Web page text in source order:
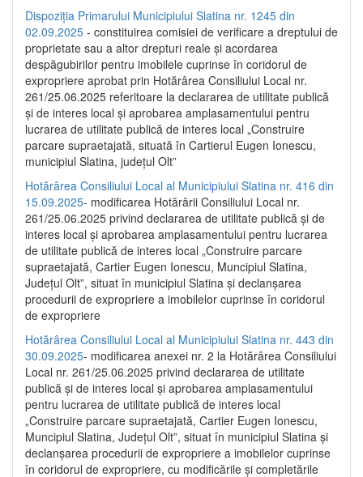
Dispoziția Primarului Municipiului Slatina nr. 1245 din
02.09.2025 - constituirea comisiei de verificare a dreptului de
proprietate sau a altor drepturi reale și acordarea
despăgubirilor pentru imobilele cuprinse în coridorul de
expropriere aprobat prin Hotărârea Consiliului Local nr.
261/25.06.2025 referitoare la declararea de utilitate publică
și de interes local și aprobarea amplasamentului pentru
lucrarea de utilitate publică de interes local „Construire
parcare supraetajată, situată în Cartierul Eugen Ionescu,
municipiul Slatina, județul Olt”
Hotărârea Consiliului Local al Municipiului Slatina nr. 416 din
15.09.2025- modificarea Hotărârii Consiliului Local nr.
261/25.06.2025 privind declararea de utilitate publică și de
interes local și aprobarea amplasamentului pentru lucrarea
de utilitate publică de interes local „Construire parcare
supraetajată, Cartier Eugen Ionescu, Muncipiul Slatina,
Județul Olt”, situat în municipiul Slatina și declanșarea
procedurii de expropriere a imobilelor cuprinse în coridorul
de expropriere
Hotărârea Consiliului Local al Municipiului Slatina nr. 443 din
30.09.2025- modificarea anexei nr. 2 la Hotărârea Consiliului
Local nr. 261/25.06.2025 privind declararea de utilitate
publică şi de interes local şi aprobarea amplasamentului
pentru lucrarea de utilitate publică de interes local
„Construire parcare supraetajată, Cartier Eugen Ionescu,
Muncipiul Slatina, Judeţul Olt”, situat în municipiul Slatina şi
declanşarea procedurii de expropriere a imobilelor cuprinse
în coridorul de expropriere, cu modificările şi completările